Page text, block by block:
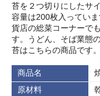
苔を２つ切りにしたサ
容量は200枚入ってい
貨店の総菜コーナーで
す。うどん、そば業態
苔はこちらの商品です。
商品名
原材料